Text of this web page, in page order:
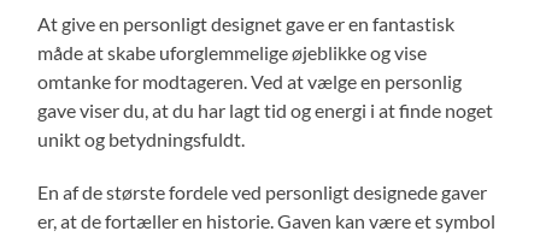
At give en personligt designet gave er en fantastisk
måde at skabe uforglemmelige øjeblikke og vise
omtanke for modtageren. Ved at vælge en personlig
gave viser du, at du har lagt tid og energi i at finde noget
unikt og betydningsfuldt.
En af de største fordele ved personligt designede gaver
er, at de fortæller en historie. Gaven kan være et symbol